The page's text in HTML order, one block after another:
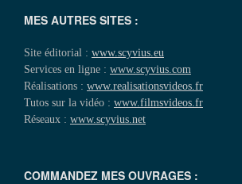
MES AUTRES SITES :
Site éditorial : www.scyvius.eu
Services en ligne : www.scyvius.com
Réalisations : www.realisationsvideos.fr
Tutos sur la vidéo : www.filmsvideos.fr
Réseaux : www.scyvius.net
COMMANDEZ MES OUVRAGES :